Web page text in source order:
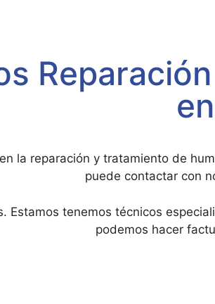
la reparación y tratamiento de
puede contactar con
Estamos tenemos técnicos
podemos hacer